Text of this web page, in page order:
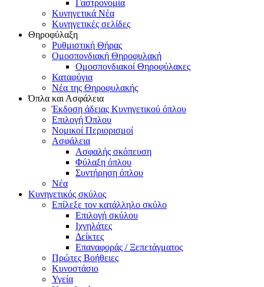
Γαστρονομία
Κυνηγετικά Νέα
Κυνηγετικές σελίδες
Θηροφύλαξη
Ρυθμιστική Θήρας
Ομοσπονδιακή Θηροφυλακή
Oμοσπονδιακοί Θηροφύλακες
Καταφύγια
Νέα της Θηροφυλακής
Όπλα και Ασφάλεια
Έκδοση άδειας Κυνηγετικού όπλου
Επιλογή Όπλου
Νομικοί Περιορισμοί
Ασφάλεια
Ασφαλής σκόπευση
Φύλαξη όπλου
Συντήρηση όπλου
Νέα
Κυνηγετικός σκύλος
Επίλεξε τον κατάλληλο σκύλο
Επιλογή σκύλου
Ιχνηλάτες
Δείκτες
Επαναφοράς / Ξεπετάγματος
Πρώτες Βοήθειες
Κυνοστάσιο
Υγεία